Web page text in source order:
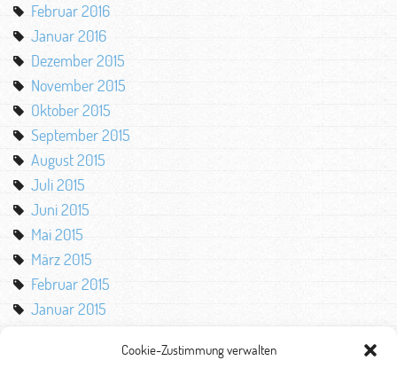
Cookie-Zustimmung verwalten
Februar 2016
Januar 2016
Dezember 2015
November 2015
Oktober 2015
September 2015
August 2015
Juli 2015
Juni 2015
Mai 2015
März 2015
Februar 2015
Januar 2015